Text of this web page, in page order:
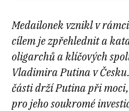
Medailonek vznikl v
cílem je zpřehlednit a
oligarchů a klíčových
Vladimira Putina v
části drží Putina při
pro jeho soukromé